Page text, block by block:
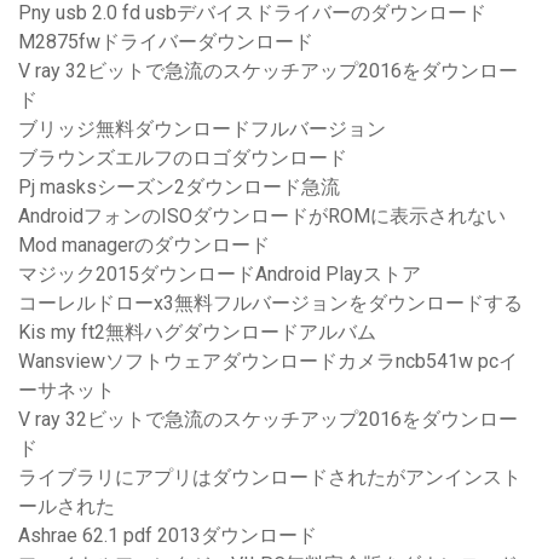
Pny usb 2.0 fd usbデバイスドライバーのダウンロード
M2875fwドライバーダウンロード
V ray 32ビットで急流のスケッチアップ2016をダウンロー
ド
ブリッジ無料ダウンロードフルバージョン
ブラウンズエルフのロゴダウンロード
Pj masksシーズン2ダウンロード急流
AndroidフォンのISOダウンロードがROMに表示されない
Mod managerのダウンロード
マジック2015ダウンロードAndroid Playストア
コーレルドローx3無料フルバージョンをダウンロードする
Kis my ft2無料ハグダウンロードアルバム
Wansviewソフトウェアダウンロードカメラncb541w pcイ
ーサネット
V ray 32ビットで急流のスケッチアップ2016をダウンロー
ド
ライブラリにアプリはダウンロードされたがアンインスト
ールされた
Ashrae 62.1 pdf 2013ダウンロード